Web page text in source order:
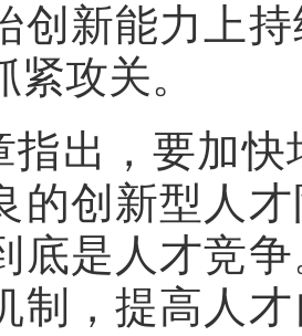
创新能力上
紧攻关。
指出，要加
的创新型人
底是人才竞
制，提高人